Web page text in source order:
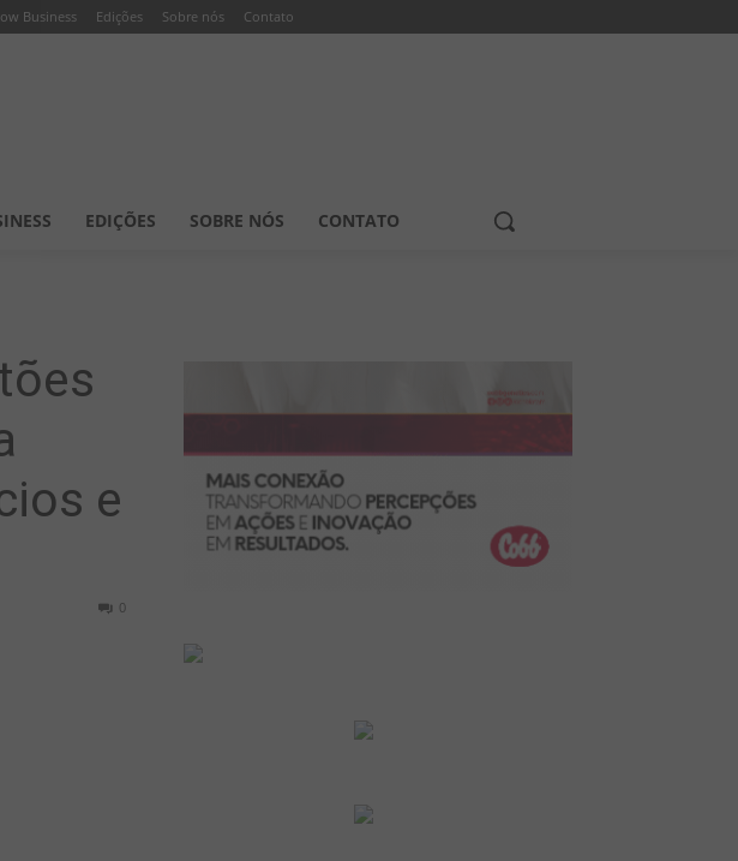
Business Edições Sobre nós Contato
EDIÇÕES SOBRE NÓS CONTATO
e
0